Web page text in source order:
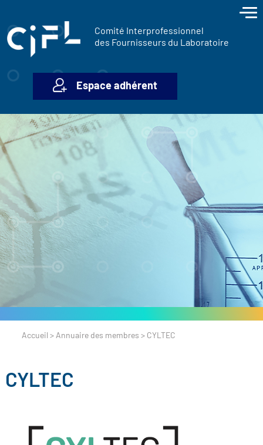
Comité Interprofessionnel
des Fournisseurs du Laboratoire
Espace adhérent
Accueil > Annuaire des membres > CYLTEC
CYLTEC